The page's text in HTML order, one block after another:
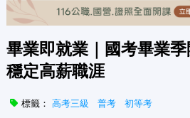
畢業即就業｜國考畢業
穩定高薪職涯
標籤： 高考三級 普考 初等考